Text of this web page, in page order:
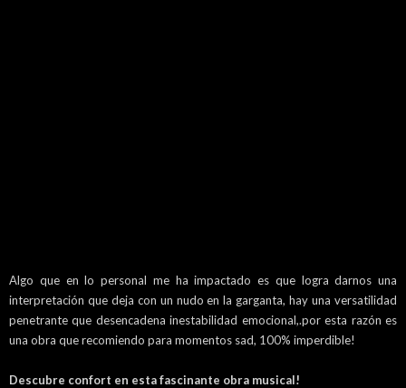
Algo que en lo personal me ha impactado es que logra darnos una
interpretación que deja con un nudo en la garganta, hay una versatilidad
penetrante que desencadena inestabilidad emocional,.por esta razón es
una obra que recomiendo para momentos sad, 100% imperdible!
Descubre confort en esta fascinante obra musical!